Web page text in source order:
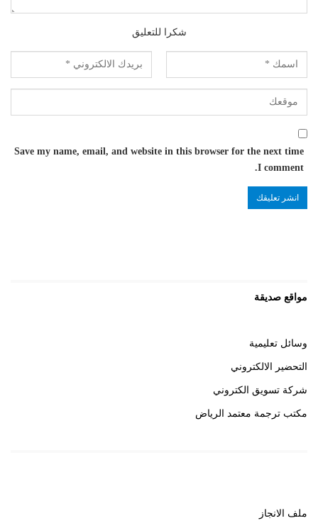
شكرا للتعليق
Save my name, email, and website in this browser for the next time
I comment.
مواقع صديقة
وسائل تعليمية
التحضير الالكتروني
شركة تسويق الكتروني
مكتب ترجمة معتمد الرياض
ملف الانجاز